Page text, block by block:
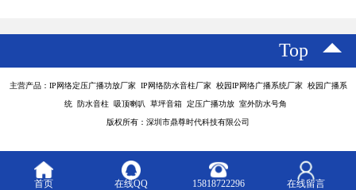
Top
主营产品：IP网络定压广播功放厂家 IP网络防水音柱厂家 校园IP网络广播系统厂家 校园广播系
统 防水音柱 吸顶喇叭 草坪音箱 定压广播功放 室外防水号角
版权所有：深圳市鼎尊时代科技有限公司
首页 在线QQ 15818722296 在线留言